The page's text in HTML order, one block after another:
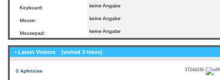
Keyboard: keine Angabe
Mouse: keine Angabe
Mousepad: keine Angabe
• Latest Visitors (visited 3 times)
0 Apfelsine 3724d16h